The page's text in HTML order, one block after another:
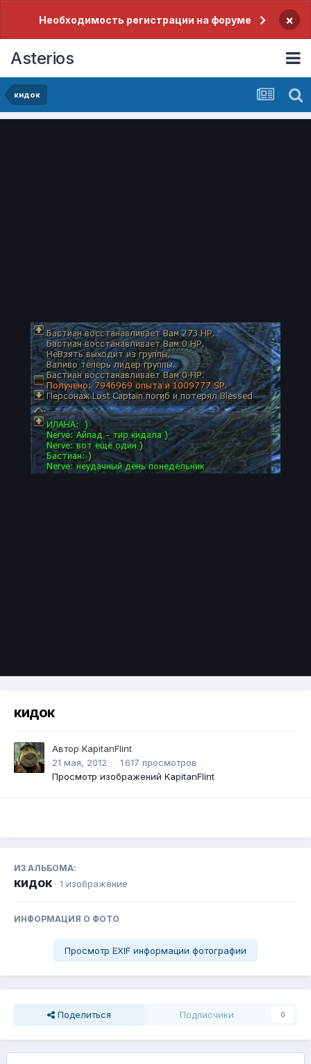
Необходимость регистрации на форуме ×
Asterios
кидок
кидок
Автор KapitanFlint
21 мая, 2012
1 617 просмотров
Просмотр изображений KapitanFlint
ИЗ АЛЬБОМА:
кидок · 1 изображение
ИНФОРМАЦИЯ О ФОТО
Просмотр EXIF информации фотографии
Поделиться Подписчики 0